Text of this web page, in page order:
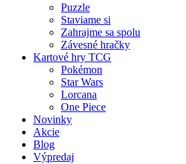
Puzzle
Staviame si
Zahrajme sa spolu
Závesné hračky
Kartové hry TCG
Pokémon
Star Wars
Lorcana
One Piece
Novinky
Akcie
Blog
Výpredaj